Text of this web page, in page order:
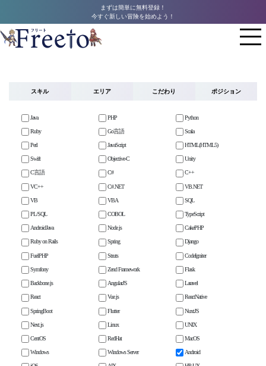
まずは簡単に無料登録！
今すぐ新しい冒険を始めよう！
スキル エリア こだわり ポジション
Java PHP Python
Ruby Go言語 Scala
Perl JavaScript HTML(HTML5)
Swift Objective-C Unity
C言語 C# C++
VC++ C#.NET VB.NET
VB VBA SQL
PL/SQL COBOL TypeScript
AndroidJava Node.js CakePHP
Ruby on Rails Spring Django
FuelPHP Struts CodeIgniter
Symfony Zend Framework Flask
Backbone.js AngularJS Laravel
React Vue.js ReactNative
SpringBoot Flutter NuxtJS
Next.js Linux UNIX
CentOS RedHat MacOS
Windows Windows Server Android